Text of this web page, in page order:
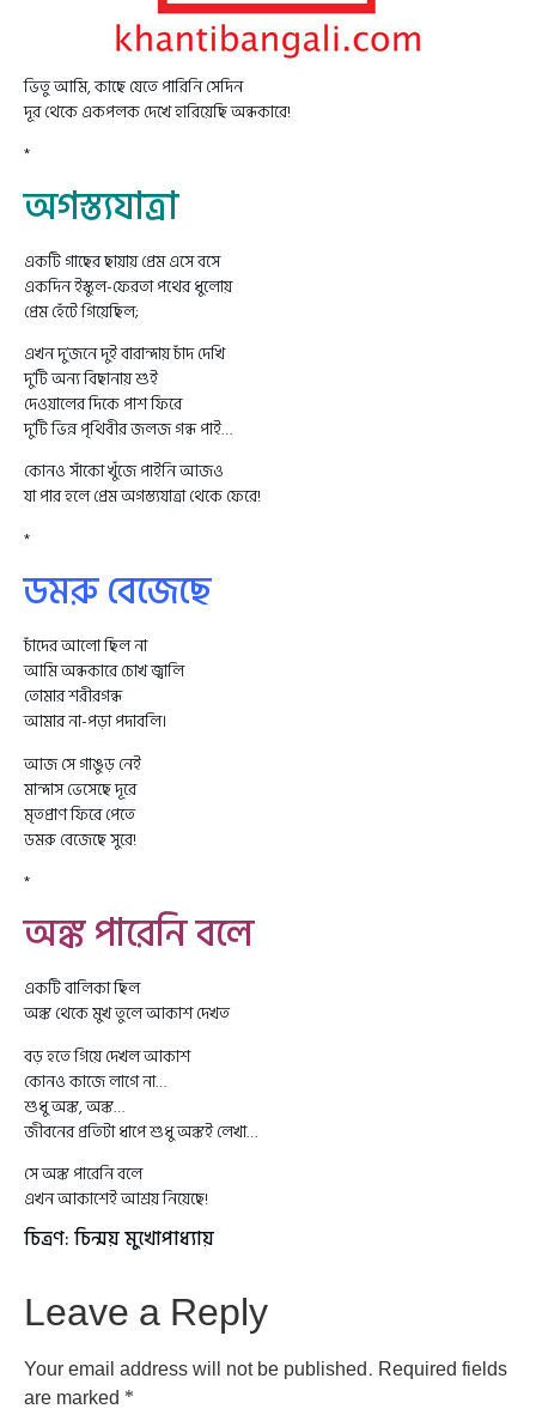
ভিতু আমি, কাছে যেতে পারিনি সেদিন
দূর থেকে একপলক দেখে হারিয়েছি অন্ধকারে!
*
অগস্ত্যযাত্রা
একটি গাছের ছায়ায় প্রেম এসে বসে
একদিন ইস্কুল-ফেরতা পথের ধুলোয়
প্রেম হেঁটে গিয়েছিল;
এখন দু’জনে দুই বারান্দায় চাঁদ দেখি
দু’টি অন্য বিছানায় শুই
দেওয়ালের দিকে পাশ ফিরে
দু’টি ভিন্ন পৃথিবীর জলজ গন্ধ পাই…
কোনও সাঁকো খুঁজে পাইনি আজও
যা পার হলে প্রেম অগস্ত্যযাত্রা থেকে ফেরে!
*
ডমরু বেজেছে
চাঁদের আলো ছিল না
আমি অন্ধকারে চোখ জ্বালি
তোমার শরীরগন্ধ
আমার না-পড়া পদাবলি।
আজ সে গাঙুড় নেই
মান্দাস ভেসেছে দূরে
মৃতপ্রাণ ফিরে পেতে
ডমরু বেজেছে সুরে!
*
অঙ্ক পারেনি বলে
একটি বালিকা ছিল
অঙ্ক থেকে মুখ তুলে আকাশ দেখত
বড় হতে গিয়ে দেখল আকাশ
কোনও কাজে লাগে না…
শুধু অঙ্ক, অঙ্ক…
জীবনের প্রতিটা ধাপে শুধু অঙ্কই লেখা…
সে অঙ্ক পারেনি বলে
এখন আকাশেই আশ্রয় নিয়েছে!
চিত্রণ: চিন্ময় মুখোপাধ্যায়
Leave a Reply
Your email address will not be published. Required fields
are marked *